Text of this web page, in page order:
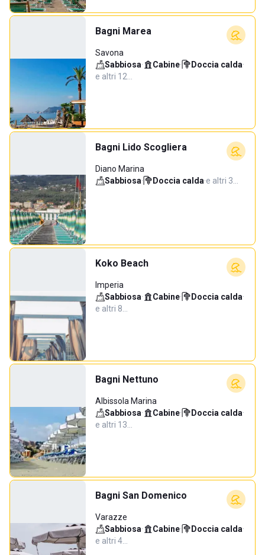
Bagni Marea
Savona
Sabbiosa· Cabine· Doccia calda·
e altri 12…
Bagni Lido Scogliera
Diano Marina
Sabbiosa· Doccia calda·e altri 3…
Koko Beach
Imperia
Sabbiosa· Cabine· Doccia calda·
e altri 8…
Bagni Nettuno
Albissola Marina
Sabbiosa· Cabine· Doccia calda·
e altri 13…
Bagni San Domenico
Varazze
Sabbiosa· Cabine· Doccia calda·
e altri 4…